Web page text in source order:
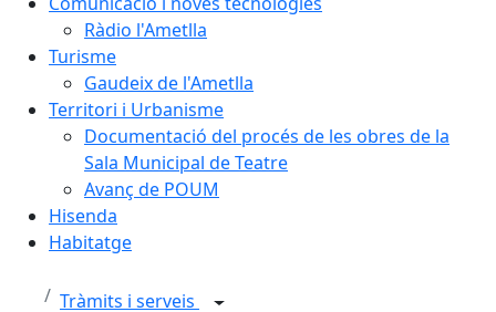
Ràdio l'Ametlla
Turisme
Gaudeix de l'Ametlla
Territori i Urbanisme
Documentació del procés de les obres de la
Sala Municipal de Teatre
Avanç de POUM
Hisenda
Habitatge
Tràmits i serveis